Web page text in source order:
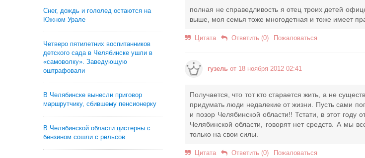
Снег, дождь и гололед остаются на
Южном Урале
Четверо пятилетних воспитанников
детского сада в Челябинске ушли в
«самоволку». Заведующую
оштрафовали
В Челябинске вынесли приговор
маршрутчику, сбившему пенсионерку
В Челябинской области цистерны с
бензином сошли с рельсов
полная не справедливость я отец троих детей
выше, моя семья тоже многодетная и тоже имеет
Цитата Ответить (0) Пожаловаться
гузель от 18 ноября 2012 02:41
Получается, что тот кто старается жить, а не
придумать люди недалекие от жизни. Пусть сами
и позор Челябинской области!! Тстати, в этот
Челябинской области, говорят нет средств. А мы
только на свои силы.
Цитата Ответить (0) Пожаловаться